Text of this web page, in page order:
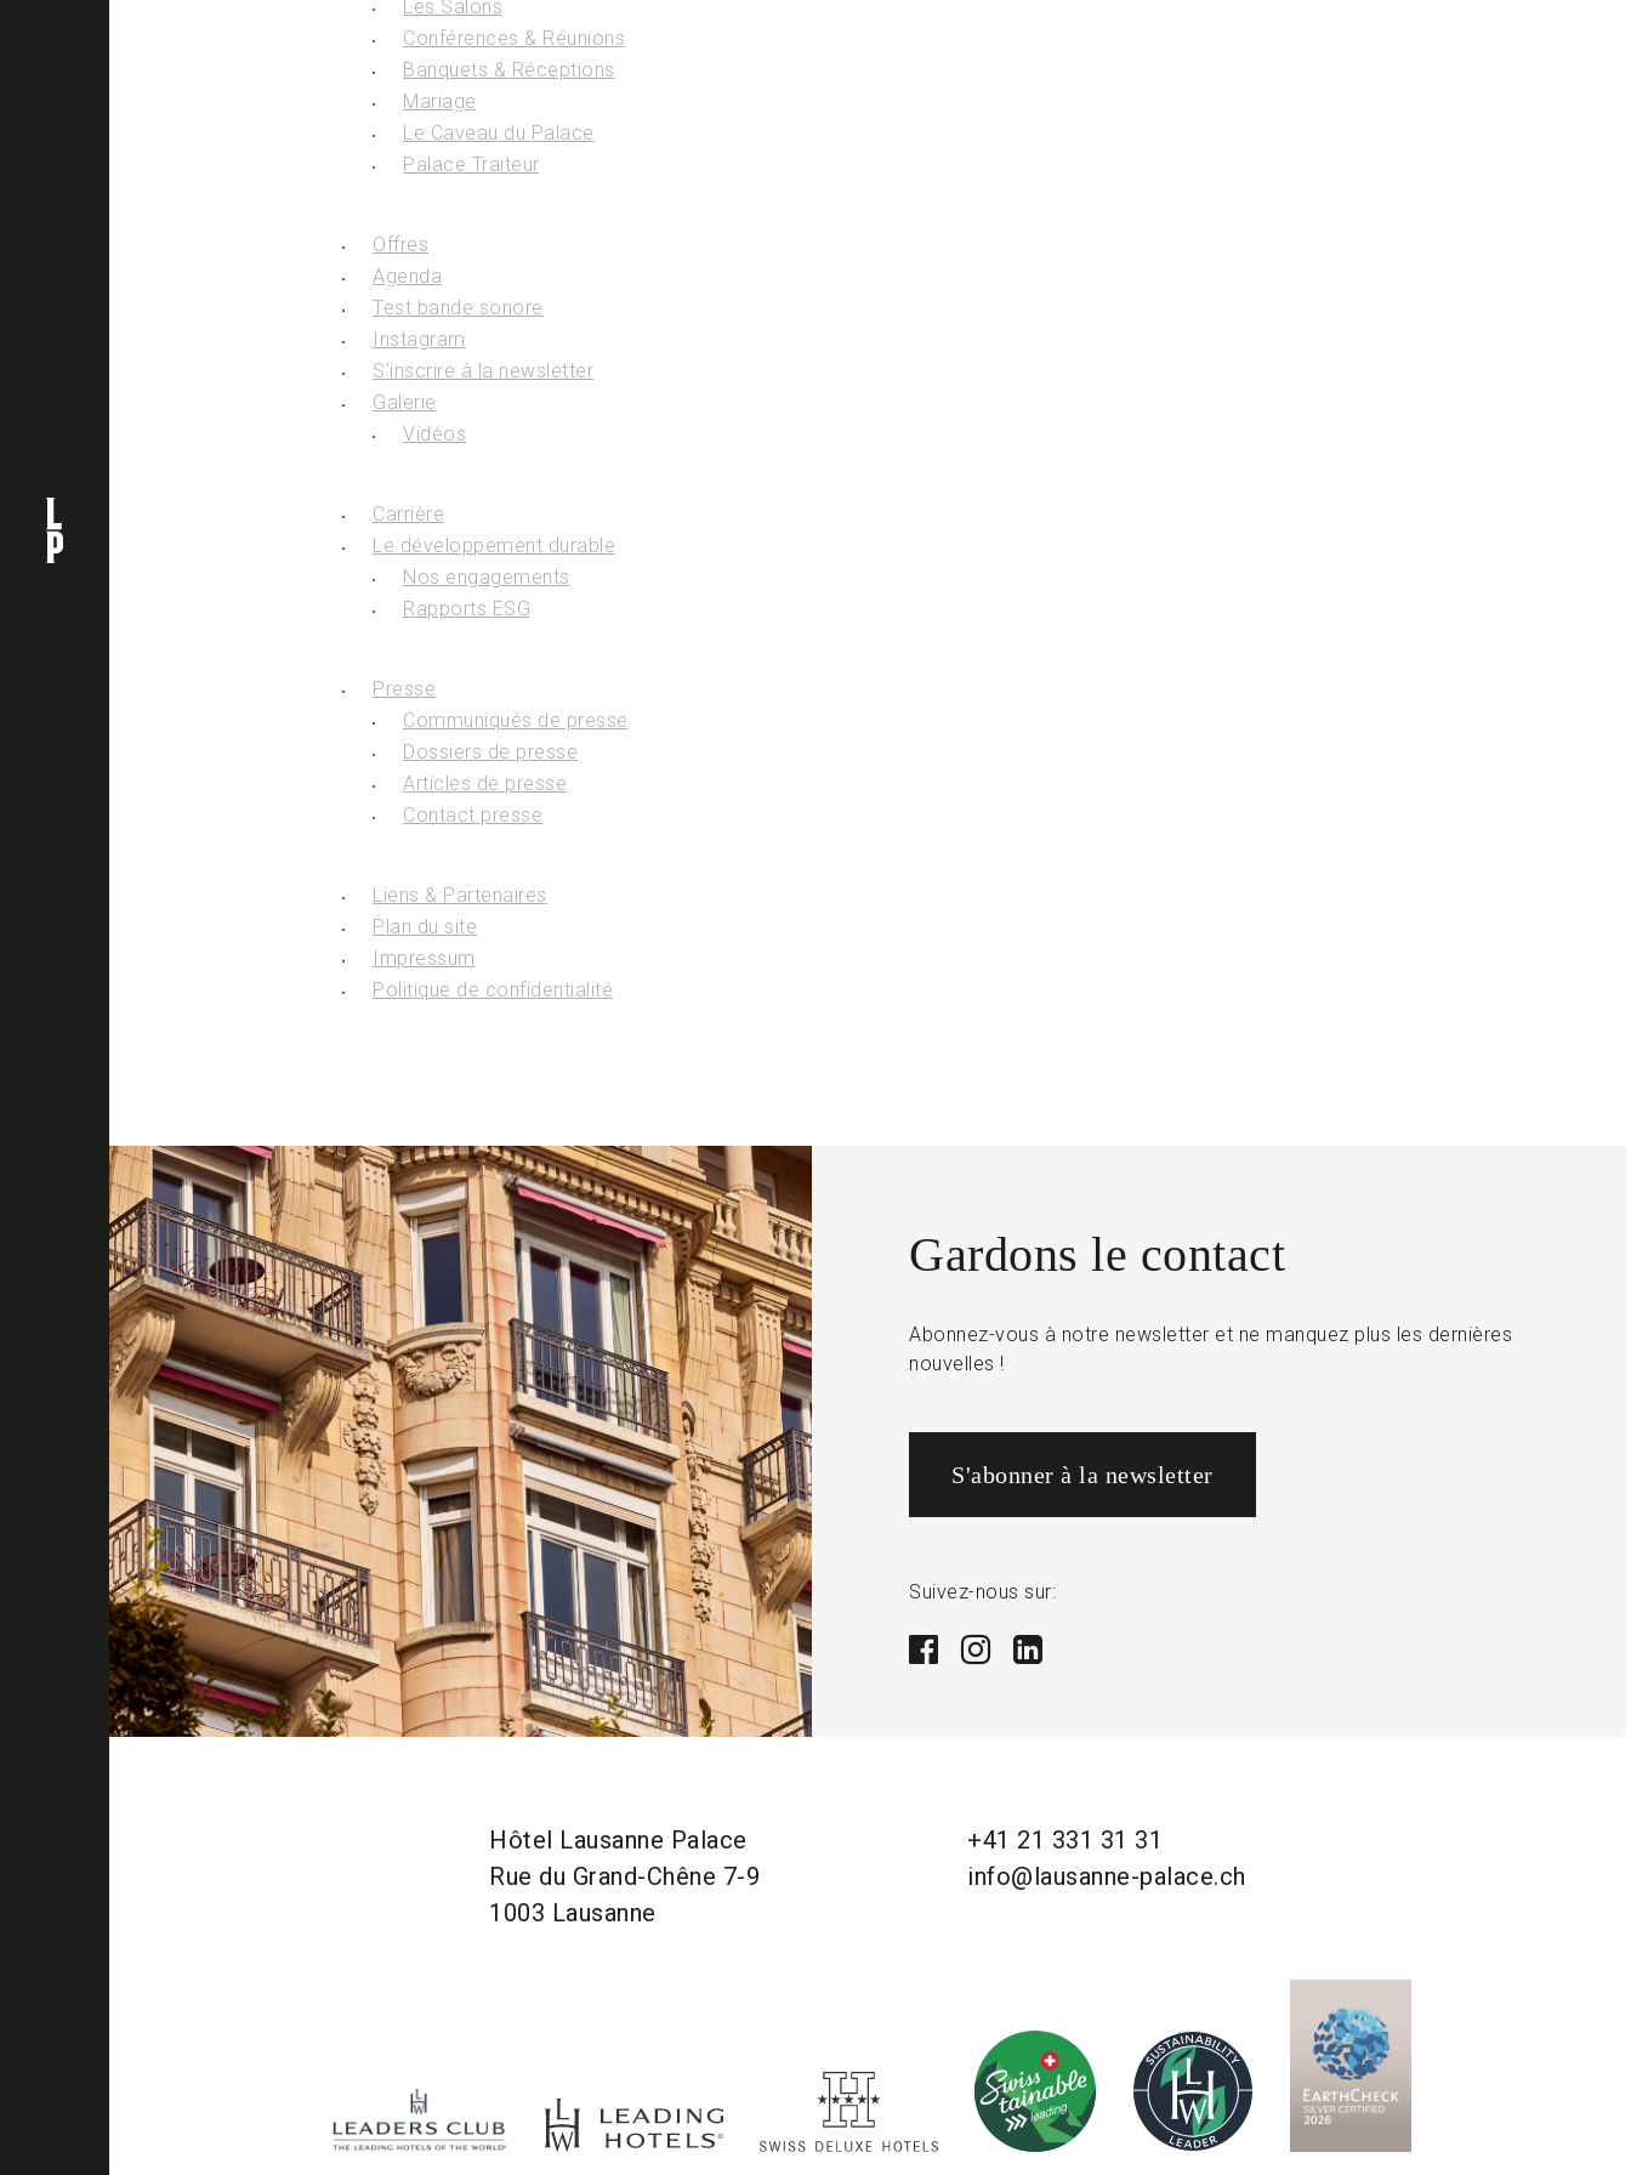
Les Salons
Conférences & Réunions
Banquets & Réceptions
Mariage
Le Caveau du Palace
Palace Traiteur
Offres
Agenda
Test bande sonore
Instagram
S'inscrire à la newsletter
Galerie
Vidéos
Carrière
Le développement durable
Nos engagements
Rapports ESG
Presse
Communiqués de presse
Dossiers de presse
Articles de presse
Contact presse
Liens & Partenaires
Plan du site
Impressum
Politique de confidentialité
Gardons le contact
Abonnez-vous à notre newsletter et ne manquez plus les dernières
nouvelles !
S'abonner à la newsletter
Suivez-nous sur:
Hôtel Lausanne Palace
Rue du Grand-Chêne 7-9
1003 Lausanne
+41 21 331 31 31
info@lausanne-palace.ch